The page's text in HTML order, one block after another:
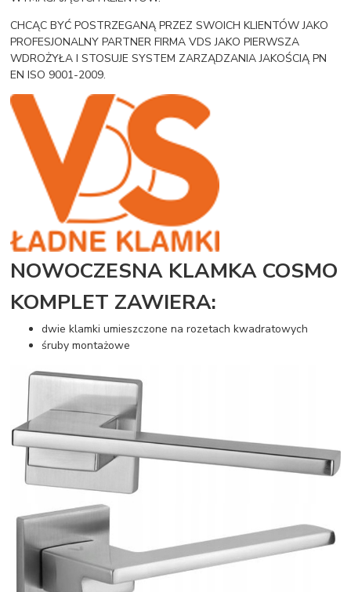
CHCĄC BYĆ POSTRZEGANĄ PRZEZ SWOICH KLIENTÓW JAKO
PROFESJONALNY PARTNER FIRMA VDS JAKO PIERWSZA
WDROŻYŁA I STOSUJE SYSTEM ZARZĄDZANIA JAKOŚCIĄ PN
EN ISO 9001-2009.
NOWOCZESNA KLAMKA COSMO
KOMPLET ZAWIERA:
dwie klamki umieszczone na rozetach kwadratowych
śruby montażowe